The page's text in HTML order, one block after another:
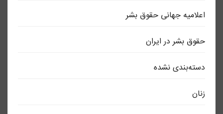
اعلاميه جهانی حقوق بشر
حقوق بشر در ایران
دسته‌بندی نشده
زنان